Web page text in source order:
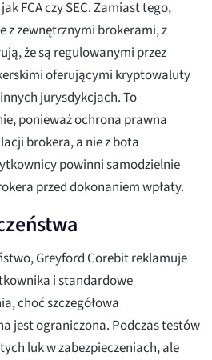
FCA czy SEC. Zamiast tego,
z zewnętrznymi brokerami, z
że są regulowanymi przez
oferującymi kryptowaluty
jurysdykcjach. To
ponieważ ochrona prawna
brokera, a nie z bota
powinni samodzielnie
przed dokonaniem wpłaty.
Greyford Corebit reklamuje
i standardowe
choć szczegółowa
jest ograniczona. Podczas testów
luk w zabezpieczeniach, ale